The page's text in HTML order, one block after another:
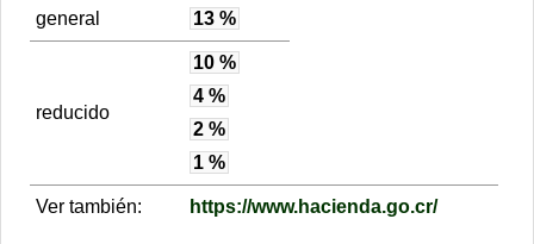
general 13 %
reducido
10 %
4 %
2 %
1 %
Ver también: https://www.hacienda.go.cr/